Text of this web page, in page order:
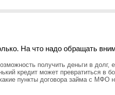
На что надо обращать
получить деньги в долг,
кредит может превратиться в
пункты договора займа с МФО